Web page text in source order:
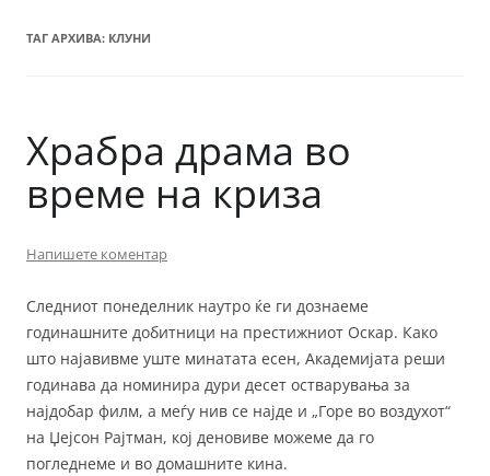
ТАГ АРХИВА: КЛУНИ
Храбра драма во
време на криза
Напишете коментар
Следниот понеделник наутро ќе ги дознаеме
годинашните добитници на престижниот Оскар. Како
што најавивме уште минатата есен, Академијата реши
годинава да номинира дури десет остварувања за
најдобар филм, а меѓу нив се најде и „Горе во воздухот“
на Џејсон Рајтман, кој деновиве можеме да го
погледнеме и во домашните кина.